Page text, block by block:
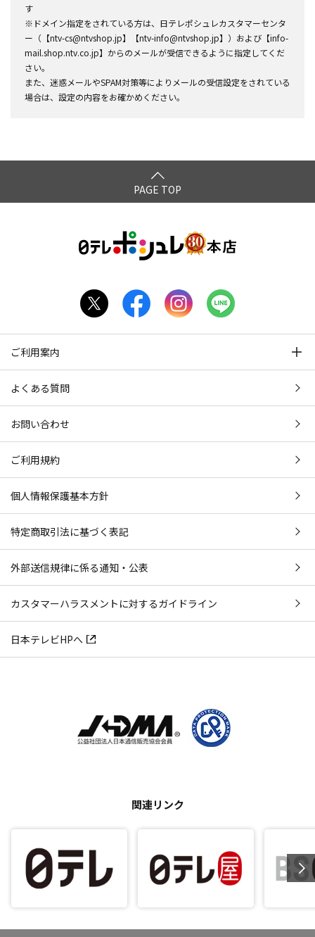
す
※ドメイン指定をされている方は、日テレポシュレカスタマーセンタ
ー（【ntv-cs@ntvshop.jp】【ntv-info@ntvshop.jp】）および【info-
mail.shop.ntv.co.jp】からのメールが受信できるように指定してくだ
さい。
また、迷惑メールやSPAM対策等によりメールの受信設定をされている
場合は、設定の内容をお確かめください。
PAGE TOP
ご利用案内
よくある質問
お問い合わせ
ご利用規約
個人情報保護基本方針
特定商取引法に基づく表記
外部送信規律に係る通知・公表
カスタマーハラスメントに対するガイドライン
日本テレビHPへ
関連リンク